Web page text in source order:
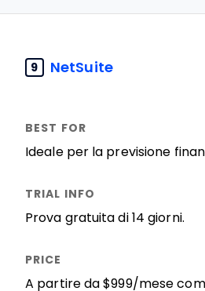
9 NetSuite
Ideale per la previsione
Prova gratuita di 14 giorni.
A partire da $999/mese